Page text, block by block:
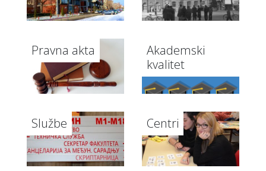
Pravna akta
Akademski
kvalitet
Službe Centri